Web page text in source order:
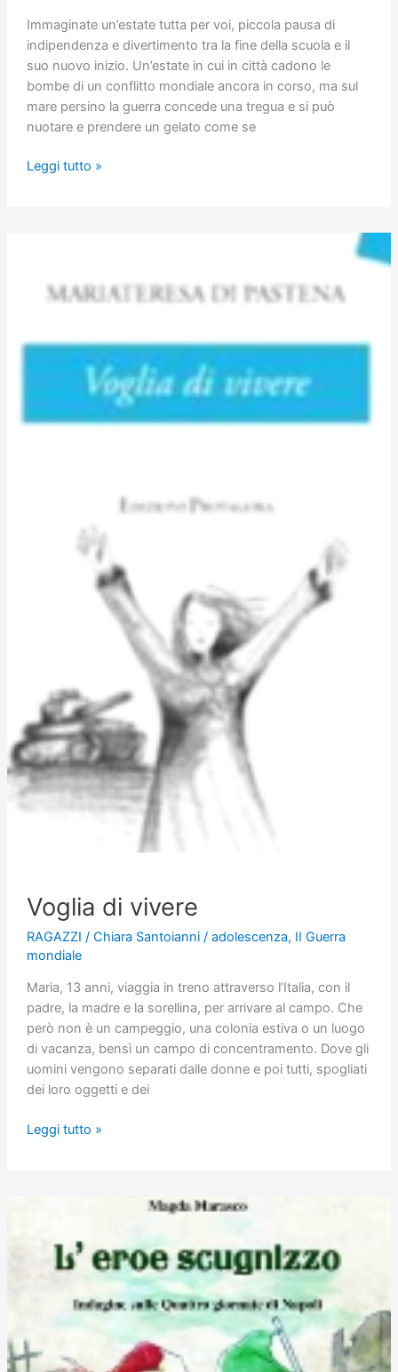
Immaginate un’estate tutta per voi, piccola pausa di
indipendenza e divertimento tra la fine della scuola e il
suo nuovo inizio. Un’estate in cui in città cadono le
bombe di un conflitto mondiale ancora in corso, ma sul
mare persino la guerra concede una tregua e si può
nuotare e prendere un gelato come se
La
Leggi tutto »
Voglia di vivere
RAGAZZI / Chiara Santoianni / adolescenza, II Guerra
mondiale
Maria, 13 anni, viaggia in treno attraverso l’Italia, con il
padre, la madre e la sorellina, per arrivare al campo. Che
però non è un campeggio, una colonia estiva o un luogo
di vacanza, bensì un campo di concentramento. Dove gli
uomini vengono separati dalle donne e poi tutti, spogliati
dei loro oggetti e dei
Voglia
Leggi tutto »